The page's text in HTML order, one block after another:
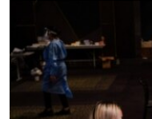
ຊີວິດຊາວລາວ
ຊຸມຊົນຊາວລາວ
ວິທະຍາສາດ-ເທັກໂນໂລຈີ